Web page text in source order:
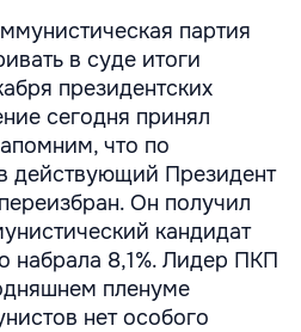
партия
в суде итоги
президентских
сегодня принял
что по
действующий Президент
Он получил
кандидат
набрала 8,1%. Лидер ПКП
пленуме
нет особого